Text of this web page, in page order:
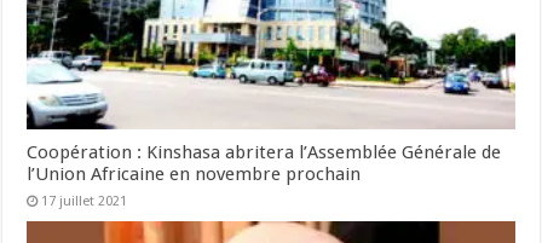
Coopération : Kinshasa abritera l’Assemblée Générale de
l’Union Africaine en novembre prochain
17 juillet 2021